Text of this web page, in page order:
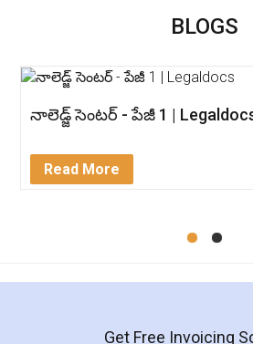
BLOGS
నాలెడ్జ్ సెంటర్ - పేజీ 1 |
Read More
Get Free Invoicing